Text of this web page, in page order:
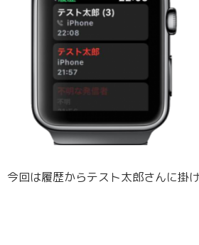
今回は履歴からテスト太郎さんに掛け